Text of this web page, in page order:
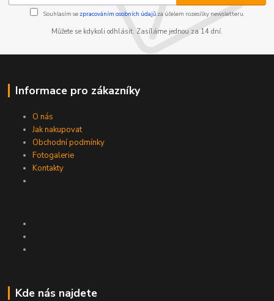
Souhlasím se zpracováním osobních údajůza účelem rozesílky newsletteru.
Můžete se kdykoli odhlásit. Zasíláme jednou za 14 dní.
Informace pro zákazníky
O nás
Jak nakupovat
Obchodní podmínky
Fotogalerie
Kontakty
Kde nás najdete